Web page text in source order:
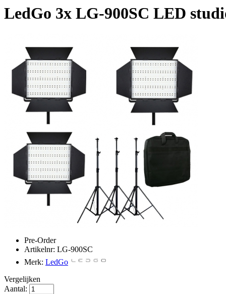
LedGo 3x LG-900SC LED
Pre-Order
Artikelnr: LG-900SC
Merk: LedGo
Vergelijken
Aantal: